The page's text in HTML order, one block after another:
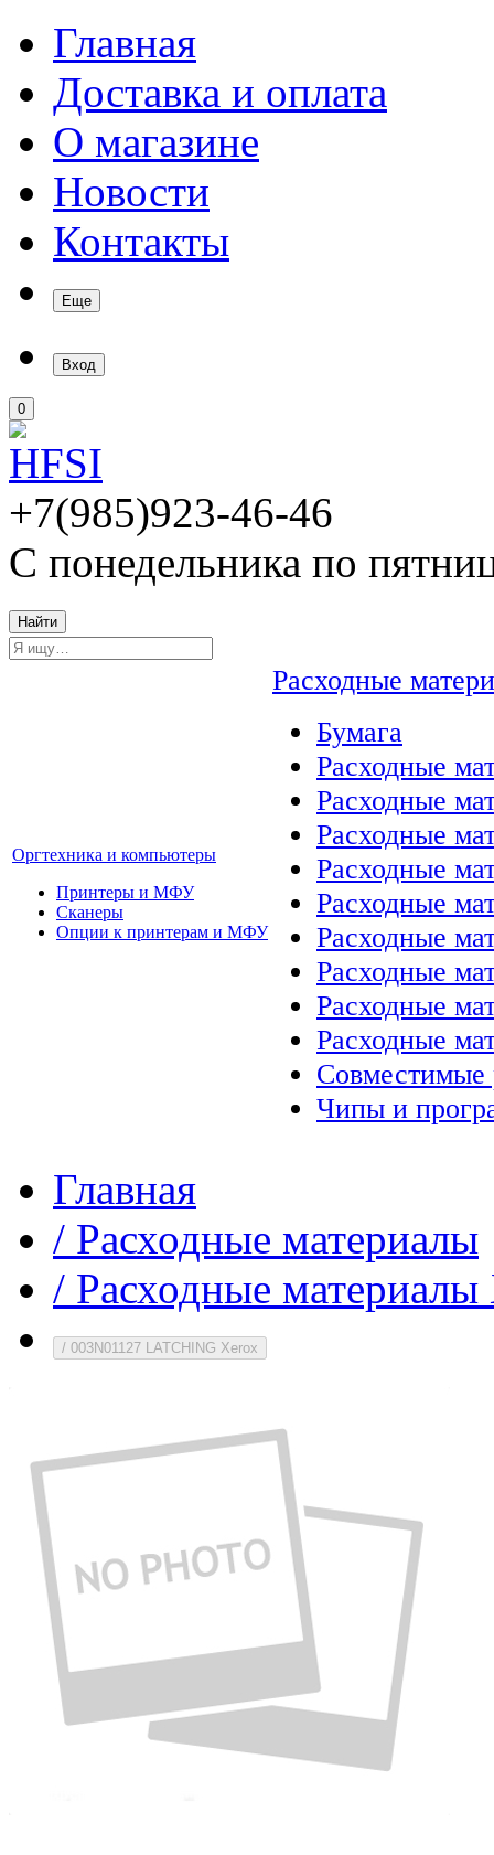
Главная
Доставка и оплата
О магазине
Новости
Контакты
Еще
Вход
0
+7(985)923-46-46
С понедельника по
Найти
Оргтехника и компьютеры
Принтеры и МФУ
Сканеры
Опции к принтерам и МФУ
Расходные
Бумага
Расходные
Расходные
Расходные
Расходные
Расходные
Расходные
Расходные
Расходные
Расходные
Совместимые
Чипы и
Главная
/ Расходные материалы
/ Расходные
/ 003N01127 LATCHING Xerox